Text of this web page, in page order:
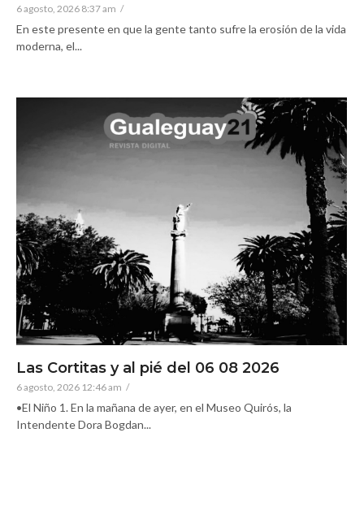
6 agosto, 2026 8:37 am /
En este presente en que la gente tanto sufre la erosión de la vida
moderna, el...
Las Cortitas y al pié del 06 08 2026
6 agosto, 2026 12:46 am /
•El Niño 1. En la mañana de ayer, en el Museo Quirós, la
Intendente Dora Bogdan...